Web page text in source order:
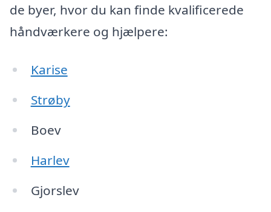
de byer, hvor du kan finde kvalificerede
håndværkere og hjælpere:
Karise
Strøby
Boev
Harlev
Gjorslev